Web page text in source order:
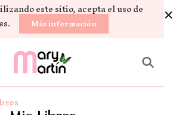
este sitio, acepta el uso de
Más información
Novela Romántica y Lifestyle